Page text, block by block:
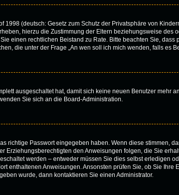
1998 (deutsch: Gesetz zum Schutz der Privatsphäre von
hierzu die Zustimmung der Eltern beziehungsweise
einen rechtlichen Beistand zu Rate. Bitte beachten Sie,
die unter der Frage „An wen soll ich mich wenden, falls es
ausgeschaltet hat, damit sich keine neuen Benutzer mehr
Sie sich an die Board-Administration.
richtige Passwort eingegeben haben. Wenn diese stimmen,
Erziehungsberechtigten den Anweisungen folgen, die Sie
werden – entweder müssen Sie dies selbst erledigen
enthaltenen Anweisungen. Ansonsten prüfen Sie, ob Sie
wurde, dann kontaktieren Sie einen Administrator.